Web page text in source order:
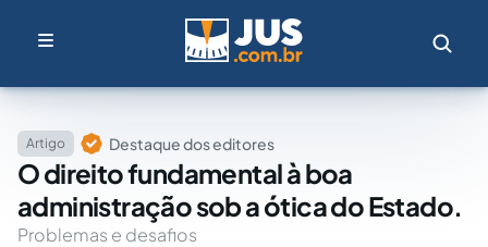
Artigo Destaque dos editores
O direito fundamental à boa
administração sob a ótica do Estado.
Problemas e desafios